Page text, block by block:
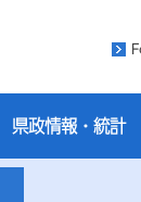
県政情報・統計